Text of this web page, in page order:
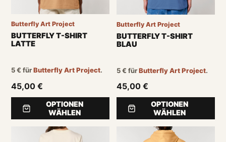
Butterfly Art Project
BUTTERFLY T-SHIRT
LATTE
5€für Butterfly Art Project.
45,00 €
OPTIONEN
WÄHLEN
Butterfly Art Project
BUTTERFLY T-SHIRT
BLAU
5€ fürButterfly Art Project.
45,00 €
OPTIONEN
WÄHLEN